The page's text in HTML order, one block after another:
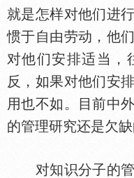
就是怎样对他们进
惯于自由劳动，他
对他们安排适当，
反，如果对他们安
用也不如。目前中
的管理研究还是欠缺
对知识分子的管